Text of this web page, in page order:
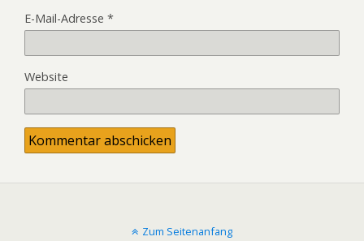
E-Mail-Adresse *
Website
Zum Seitenanfang